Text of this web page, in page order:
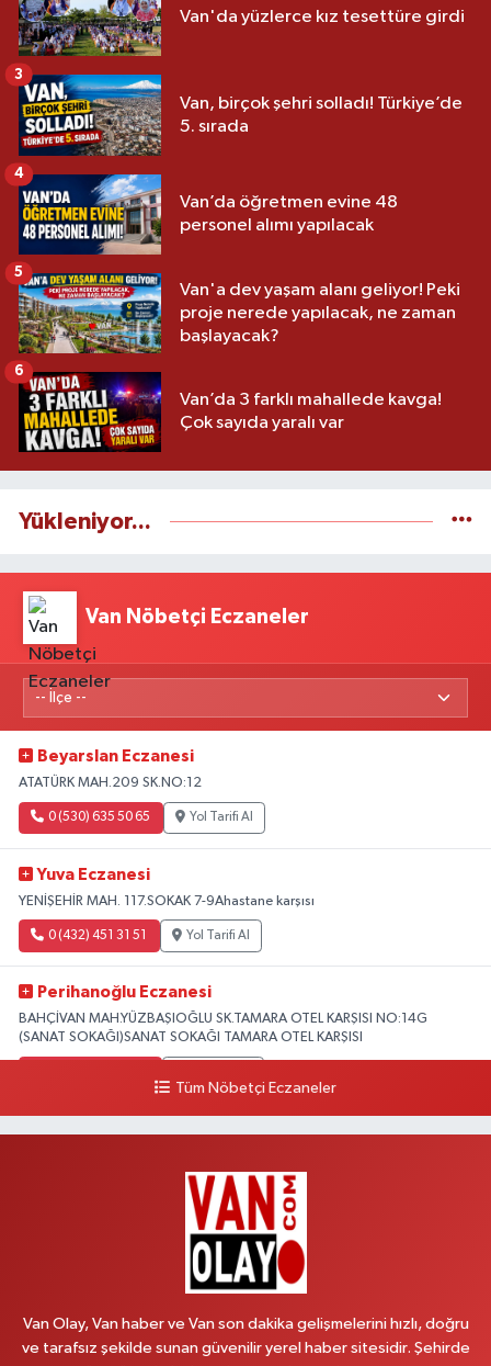
Van'da yüzlerce kız tesettüre girdi
Van, birçok şehri solladı! Türkiye’de
5. sırada
3
Van’da öğretmen evine 48
personel alımı yapılacak
4
Van'a dev yaşam alanı geliyor! Peki
proje nerede yapılacak, ne zaman
başlayacak?
5
Van’da 3 farklı mahallede kavga!
Çok sayıda yaralı var
6
Yükleniyor...
Van Nöbetçi Eczaneler
Beyarslan Eczanesi
ATATÜRK MAH.209 SK.NO:12
0 (530) 635 50 65 Yol Tarifi Al
Yuva Eczanesi
YENİŞEHİR MAH. 117.SOKAK 7-9Ahastane karşısı
0 (432) 451 31 51 Yol Tarifi Al
Perihanoğlu Eczanesi
BAHÇİVAN MAH.YÜZBAŞIOĞLU SK.TAMARA OTEL KARŞISI NO:14G
(SANAT SOKAĞI)SANAT SOKAĞI TAMARA OTEL KARŞISI
Yol Tarifi Al
BEYAZIT MAH.ZEYLAN CADDESİ OKYANUS GİYİM YANI NO:1
Tüm Nöbetçi Eczaneler
Van Olay, Van haber ve Van son dakika gelişmelerini hızlı, doğru
ve tarafsız şekilde sunan güvenilir yerel haber sitesidir. Şehirde